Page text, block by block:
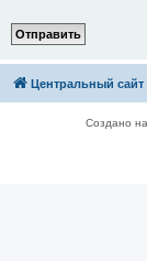
Центральный сайт
Создано